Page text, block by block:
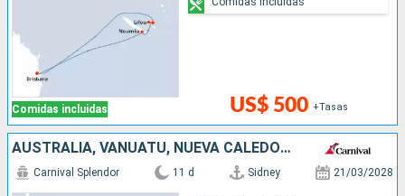
Comidas incluidas US$ 500 +Tasas
AUSTRALIA, VANUATU, NUEVA CALEDONIA
Carnival Splendor 11 d Sidney 21/03/2028